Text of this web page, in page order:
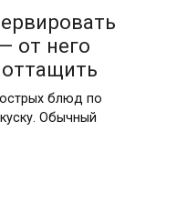
от него
блюд по
Обычный